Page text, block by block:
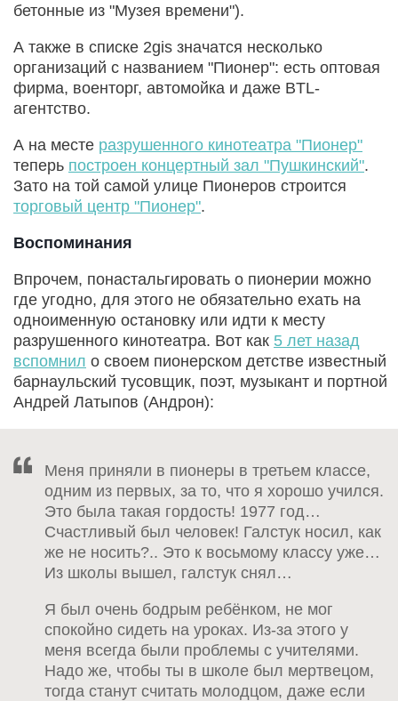
бетонные из "Музея времени").
А также в списке 2gis значатся несколько
организаций с названием "Пионер": есть оптовая
фирма, военторг, автомойка и даже BTL-
агентство.
А на месте разрушенного кинотеатра "Пионер"
теперь построен концертный зал "Пушкинский".
Зато на той самой улице Пионеров строится
торговый центр "Пионер".
Воспоминания
Впрочем, понастальгировать о пионерии можно
где угодно, для этого не обязательно ехать на
одноименную остановку или идти к месту
разрушенного кинотеатра. Вот как 5 лет назад
вспомнил о своем пионерском детстве известный
барнаульский тусовщик, поэт, музыкант и портной
Андрей Латыпов (Андрон):
Меня приняли в пионеры в третьем классе,
одним из первых, за то, что я хорошо учился.
Это была такая гордость! 1977 год…
Счастливый был человек! Галстук носил, как
же не носить?.. Это к восьмому классу уже…
Из школы вышел, галстук снял…
Я был очень бодрым ребёнком, не мог
спокойно сидеть на уроках. Из-за этого у
меня всегда были проблемы с учителями.
Надо же, чтобы ты в школе был мертвецом,
тогда станут считать молодцом, даже если